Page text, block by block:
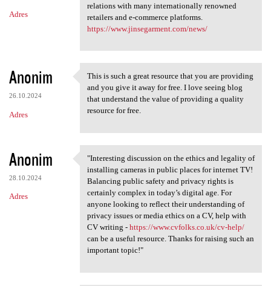
Adres
relations with many internationally renowned
retailers and e-commerce platforms.
https://www.jinsegarment.com/news/
Anonim
26.10.2024
Adres
This is such a great resource
This is such a great resource that you are providing
and you give it away for free. I love seeing blog
that understand the value of providing a quality
resource for free.
Anonim
28.10.2024
Adres
"Interesting discussion on
"Interesting discussion on the ethics and legality of
installing cameras in public places for internet TV!
Balancing public safety and privacy rights is
certainly complex in today’s digital age. For
anyone looking to reflect their understanding of
privacy issues or media ethics on a CV, help with
CV writing - https://www.cvfolks.co.uk/cv-help/
can be a useful resource. Thanks for raising such an
important topic!"